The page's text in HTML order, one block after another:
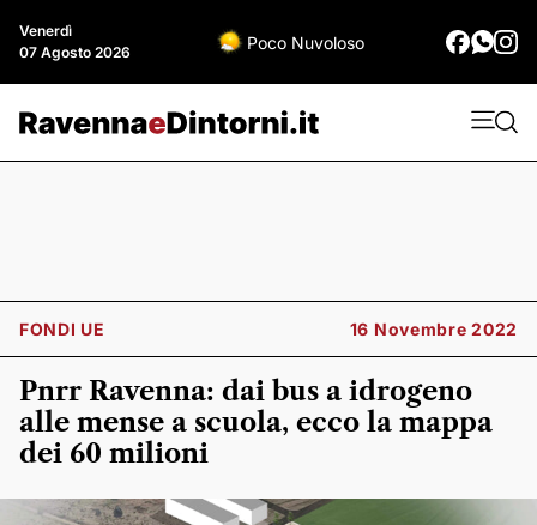
Venerdì
07 Agosto 2026
Poco Nuvoloso
FONDI UE 16 Novembre 2022
Pnrr Ravenna: dai bus a idrogeno
alle mense a scuola, ecco la mappa
dei 60 milioni